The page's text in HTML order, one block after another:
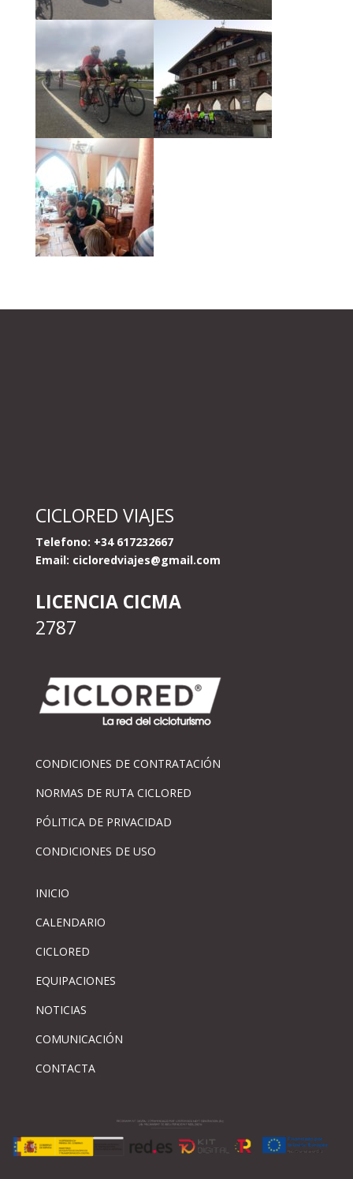
CICLORED VIAJES
Telefono: +34 617232667
Email: cicloredviajes@gmail.com
LICENCIA CICMA
2787
CONDICIONES DE CONTRATACIÓN
NORMAS DE RUTA CICLORED
PÓLITICA DE PRIVACIDAD
CONDICIONES DE USO
INICIO
CALENDARIO
CICLORED
EQUIPACIONES
NOTICIAS
COMUNICACIÓN
CONTACTA